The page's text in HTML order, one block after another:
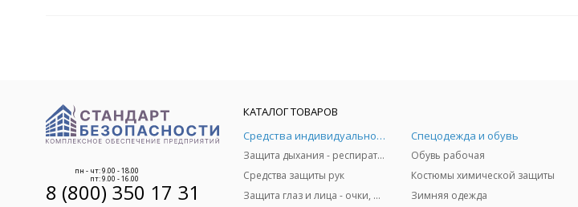
пн - чт: 9.00 - 18.00
пт: 9.00 - 16.00
8 (800) 350 17 31
КАТАЛОГ ТОВАРОВ
Средства индивидуальной защиты
Защита дыхания - респираторы, противогазы, фильтры, дозиметры
Средства защиты рук
Защита глаз и лица - очки, щитки
Спецодежда и обувь
Обувь рабочая
Костюмы химической защиты
Зимняя одежда